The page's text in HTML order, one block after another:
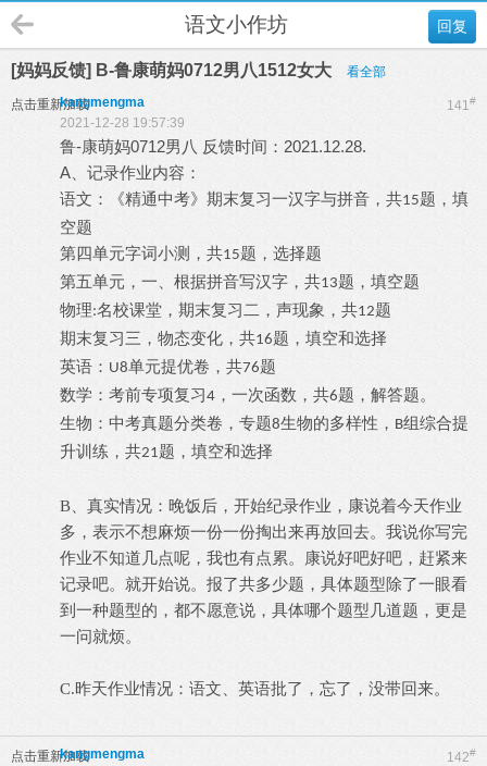
回复
语文小作坊
[妈妈反馈] B-鲁康萌妈0712男八1512女大 看全部
点击重新加载 141#
kangmengma
2021-12-28 19:57:39
鲁-康萌妈0712男八 反馈时间：2021.12.28.
A、记录作业内容：
语文：《精通中考》期末复习一汉字与拼音，共15题，填
空题
第四单元字词小测，共15题，选择题
第五单元，一、根据拼音写汉字，共13题，填空题
物理:名校课堂，期末复习二，声现象，共12题
期末复习三，物态变化，共16题，填空和选择
英语： U8单元提优卷，共76题
数学：考前专项复习 4 ，一次函数，共6题，解答题。
生物：中考真题分类卷，专题8生物的多样性， B组综合提
升训练，共21题，填空和选择
B、真实情况：晚饭后，开始纪录作业，康说着今天作业
多，表示不想麻烦一份一份掏出来再放回去。我说你写完
作业不知道几点呢，我也有点累。康说好吧好吧，赶紧来
记录吧。就开始说。报了共多少题，具体题型除了一眼看
到一种题型的，都不愿意说，具体哪个题型几道题，更是
一问就烦。
C.昨天作业情况：语文、英语批了，忘了，没带回来。
点击重新加载 142#
kangmengma